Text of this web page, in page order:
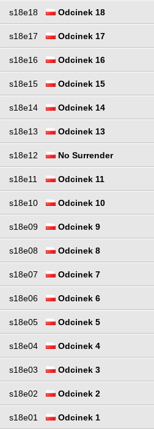
s18e18 Odcinek 18
s18e17 Odcinek 17
s18e16 Odcinek 16
s18e15 Odcinek 15
s18e14 Odcinek 14
s18e13 Odcinek 13
s18e12 No Surrender
s18e11 Odcinek 11
s18e10 Odcinek 10
s18e09 Odcinek 9
s18e08 Odcinek 8
s18e07 Odcinek 7
s18e06 Odcinek 6
s18e05 Odcinek 5
s18e04 Odcinek 4
s18e03 Odcinek 3
s18e02 Odcinek 2
s18e01 Odcinek 1